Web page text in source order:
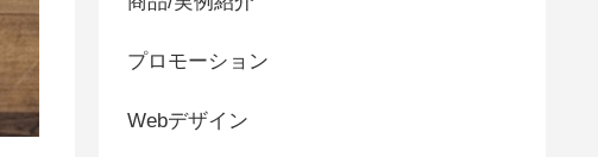
プロモーション
Webデザイン